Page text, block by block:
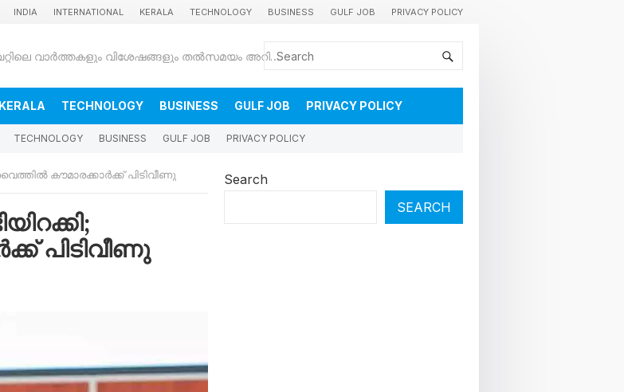
INDIA INTERNATIONAL KERALA TECHNOLOGY BUSINESS GULF JOB PRIVACY POLICY
കുവൈറ്റിലെ വാർത്തകളും വിശേഷങ്ങളും തൽസമയം അറിയാൻ
KERALA TECHNOLOGY BUSINESS GULF JOB PRIVACY POLICY
TECHNOLOGY BUSINESS GULF JOB PRIVACY POLICY
കൗമാരക്കാർക്ക് പിടിവീണു
പിടിവീണു
Search
SEARCH